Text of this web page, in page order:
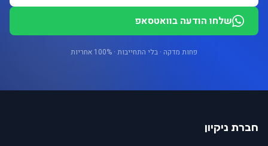
שלחו הודעה בוואטסאפ
פחות מדקה · בלי התחייבות · 100% אחריות
חברת ניקיון